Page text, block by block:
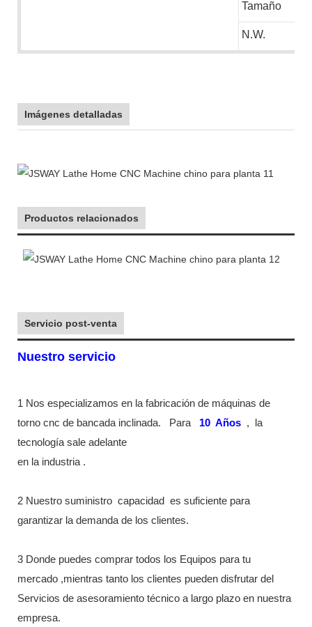
Tamaño
N.W.
Imágenes detalladas
Productos relacionados
Servicio post-venta
Nuestro servicio
1 Nos especializamos en la fabricación de máquinas de
torno cnc de bancada inclinada.
Para 10 Años ,
la
tecnología sale adelante
en la industria .
2 Nuestro suministro capacidad
es suficiente para
garantizar la demanda de los clientes.
3 Donde puedes comprar todos los Equipos para tu
mercado ,mientras tanto los clientes pueden disfrutar del
Servicios de asesoramiento técnico a largo plazo en nuestra
empresa.